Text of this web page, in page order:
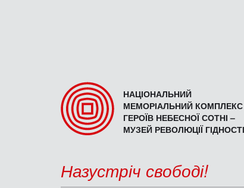
НАЦІОНАЛЬНИЙ
МЕМОРІАЛЬНИЙ КОМПЛЕКС
ГЕРОЇВ НЕБЕСНОЇ СОТНІ –
МУЗЕЙ РЕВОЛЮЦІЇ ГІДНОСТІ
Назустріч свободі!